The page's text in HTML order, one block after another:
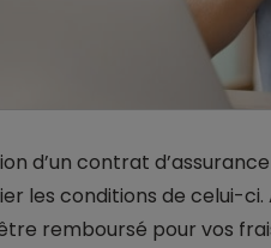
d’un contrat
les conditions de celui-
remboursé pour vos